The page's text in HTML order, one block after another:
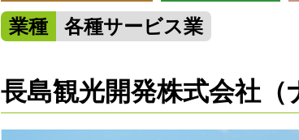
業種 各種サービス業
長島観光開発株式会社（